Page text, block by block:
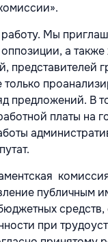
Мы
а
представителей
предложений. В
платы на
публичным
при